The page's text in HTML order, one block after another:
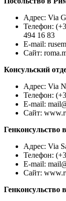
Адрес: Via
Телефон:
494 16 83
E-mail:
Сайт:
Консульский
Адрес: Via
Телефон:
E-mail:
Сайт:
Генконсульство
Адрес: Via
Телефон:
E-mail:
Сайт:
Генконсульство